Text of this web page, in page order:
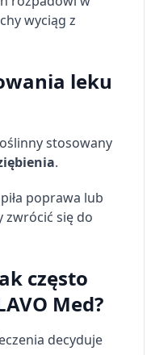
wyciąg z
leku
stosowany
.
poprawa lub
zwrócić się do
często
Med?
decyduje